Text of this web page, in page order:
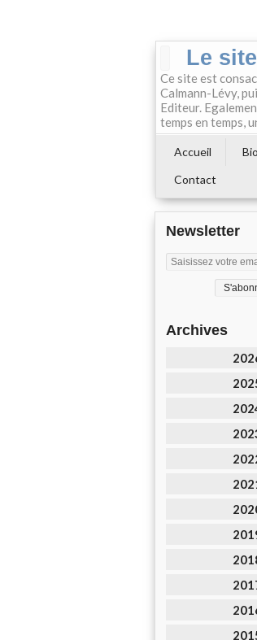
Le
Ce site est
Calmann-Lévy,
Editeur.
temps en temps,
Accueil
Contact
Newsletter
Archives